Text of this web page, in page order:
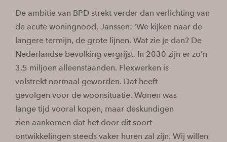
De ambitie van BPD strekt verder dan verlichting van
de acute woningnood. Janssen: ‘We kijken naar de
langere termijn, de grote lijnen. Wat zie je dan? De
Nederlandse bevolking vergrijst. In 2030 zijn er zo’n
3,5 miljoen alleenstaanden. Flexwerken is
volstrekt normaal geworden. Dat heeft
gevolgen voor de woonsituatie. Wonen was
lange tijd vooral kopen, maar deskundigen
zien aankomen dat het door dit soort
ontwikkelingen steeds vaker huren zal zijn. Wij willen